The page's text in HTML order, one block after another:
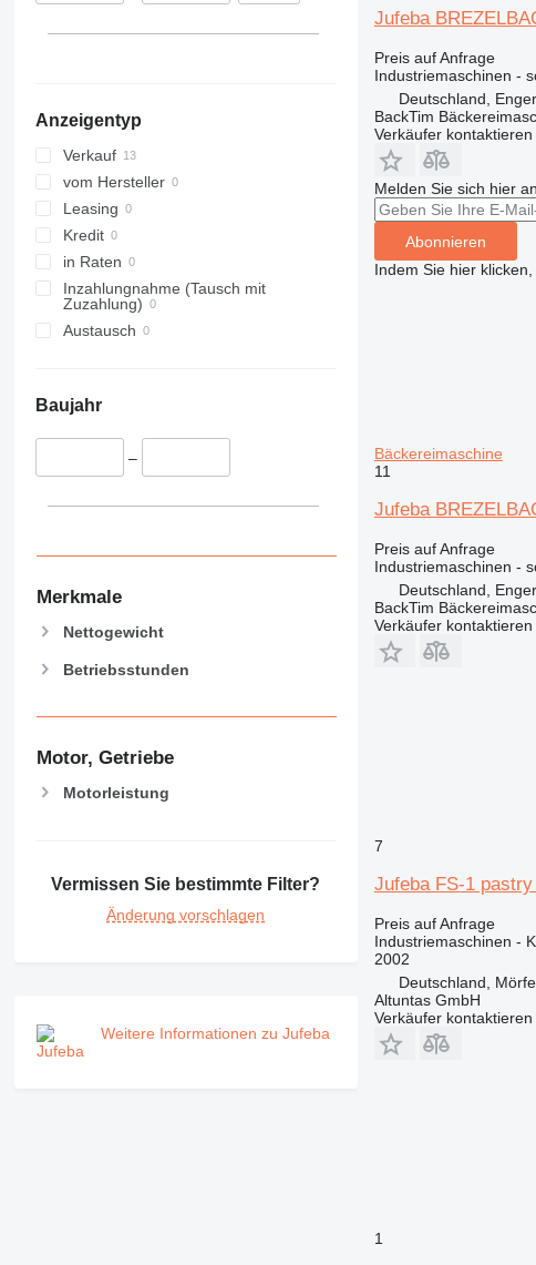
Anzeigentyp
Verkauf
vom Hersteller
Leasing
Kredit
in Raten
Inzahlungnahme (Tausch mit
Zuzahlung)
Austausch
Baujahr
–
Merkmale
Nettogewicht
Betriebsstunden
Motor, Getriebe
Motorleistung
Vermissen Sie bestimmte Filter?
Änderung vorschlagen
Weitere Informationen zu Jufeba
Jufeba
Preis auf Anfrage
Industriemaschinen -
Deutschland, Enger
BackTim
Verkäufer kontaktieren
Melden Sie sich hier
Abonnieren
Indem Sie hier
Bäckereimaschine
11
Jufeba
Preis auf Anfrage
Industriemaschinen -
Deutschland, Enger
BackTim
Verkäufer kontaktieren
7
Jufeba FS-1
Preis auf Anfrage
Industriemaschinen -
2002
Deutschland,
Altuntas GmbH
Verkäufer kontaktieren
1